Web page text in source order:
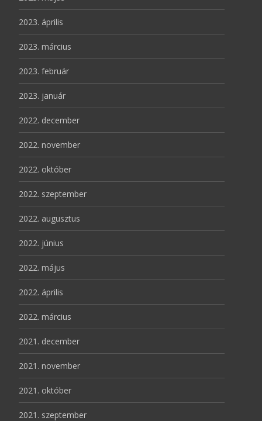
2023. április
2023. március
2023. február
2023. január
2022. december
2022. november
2022. október
2022. szeptember
2022. augusztus
2022. június
2022. május
2022. április
2022. március
2021. december
2021. november
2021. október
2021. szeptember